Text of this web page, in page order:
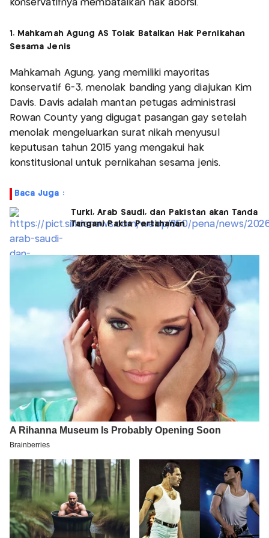
konservatifnya membatalkan hak aborsi.
1. Mahkamah Agung AS Tolak Batalkan Hak Pernikahan
Sesama Jenis
Mahkamah Agung, yang memiliki mayoritas
konservatif 6-3, menolak banding yang diajukan Kim
Davis. Davis adalah mantan petugas administrasi
Rowan County yang digugat pasangan gay setelah
menolak mengeluarkan surat nikah menyusul
keputusan tahun 2015 yang mengakui hak
konstitusional untuk pernikahan sesama jenis.
Baca Juga :
Turki, Arab Saudi, dan Pakistan akan Tanda
Tangani Pakta Pertahanan